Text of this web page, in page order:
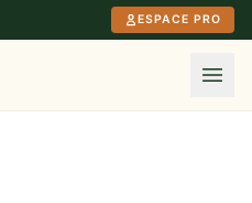
ESPACE PRO